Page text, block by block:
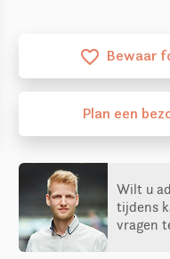
favorite_border Bewaar
Plan een
Wilt u
tijdens
vragen